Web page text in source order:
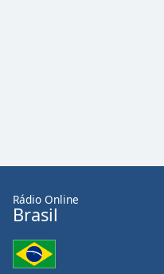
Reset
Done
Close
Rádio Online
Brasil